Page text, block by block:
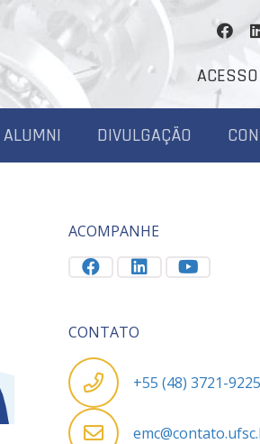
ALUMNI DIVULGAÇÃO
ACOMPANHE
CONTATO
+55 (48) 3721-9225